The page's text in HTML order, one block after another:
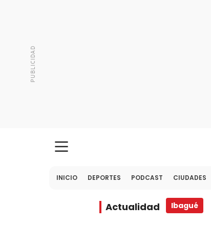
INICIO DEPORTES PODCAST CIUDADES
Actualidad Ibagué